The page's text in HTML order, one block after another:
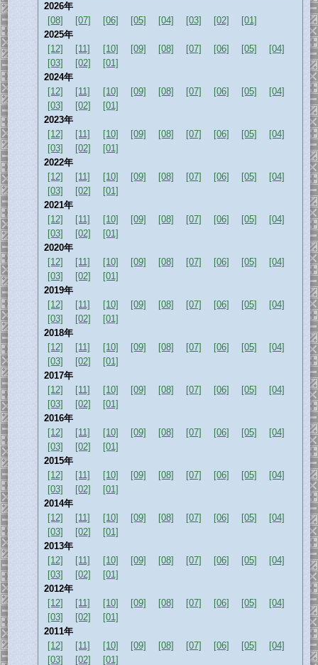
2026年
[08]
[07] [06] [05] [04] [03] [02]
[01]
2025年
[12]
[11] [10] [09] [08] [07] [06] [05]
[04]
[03]
[02]
[01]
2024年
[12]
[11] [10] [09] [08] [07] [06] [05]
[04]
[03]
[02]
[01]
2023年
[12]
[11] [10] [09] [08] [07] [06] [05]
[04]
[03]
[02]
[01]
2022年
[12]
[11] [10] [09] [08] [07] [06] [05]
[04]
[03]
[02]
[01]
2021年
[12]
[11] [10] [09] [08] [07] [06] [05]
[04]
[03]
[02]
[01]
2020年
[12]
[11] [10] [09] [08] [07] [06] [05]
[04]
[03]
[02]
[01]
2019年
[12]
[11] [10] [09] [08] [07] [06] [05]
[04]
[03]
[02]
[01]
2018年
[12]
[11] [10] [09] [08] [07] [06] [05]
[04]
[03]
[02]
[01]
2017年
[12]
[11] [10] [09] [08] [07] [06] [05]
[04]
[03]
[02]
[01]
2016年
[12]
[11] [10] [09] [08] [07] [06] [05]
[04]
[03]
[02]
[01]
2015年
[12]
[11] [10] [09] [08] [07] [06] [05]
[04]
[03]
[02]
[01]
2014年
[12]
[11] [10] [09] [08] [07] [06] [05]
[04]
[03]
[02]
[01]
2013年
[12]
[11] [10] [09] [08] [07] [06] [05]
[04]
[03]
[02]
[01]
2012年
[12]
[11] [10] [09] [08] [07] [06] [05]
[04]
[03]
[02]
[01]
2011年
[12]
[11] [10] [09] [08] [07] [06] [05]
[04]
[03]
[02]
[01]